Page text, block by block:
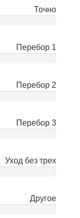
Точно
Перебор 1
Перебор 2
Перебор 3
Уход без трех
Другое